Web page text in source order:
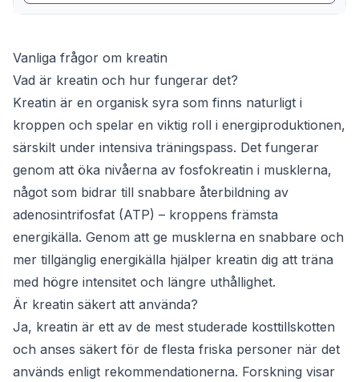
Vanliga frågor om kreatin
Vad är kreatin och hur fungerar det?
Kreatin är en organisk syra som finns naturligt i
kroppen och spelar en viktig roll i energiproduktionen,
särskilt under intensiva träningspass. Det fungerar
genom att öka nivåerna av fosfokreatin i musklerna,
något som bidrar till snabbare återbildning av
adenosintrifosfat (ATP) – kroppens främsta
energikälla. Genom att ge musklerna en snabbare och
mer tillgänglig energikälla hjälper kreatin dig att träna
med högre intensitet och längre uthållighet.
Är kreatin säkert att använda?
Ja, kreatin är ett av de mest studerade kosttillskotten
och anses säkert för de flesta friska personer när det
används enligt rekommendationerna. Forskning visar